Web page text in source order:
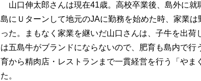
山口伸太郎さんは現在41歳。高校卒業後、島外に就
島にＵターンして地元のJAに勤務を始めた時、家業
った。まもなく家業を継いだ山口さんは、子牛を出荷
は五島牛がブランドにならないので、肥育も島内で
育から精肉店・レストランまで一貫経営を行う「やま
た。